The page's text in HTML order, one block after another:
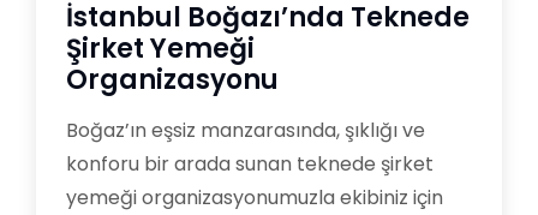
İstanbul Boğazı’nda Teknede
Şirket Yemeği
Organizasyonu
Boğaz’ın eşsiz manzarasında, şıklığı ve
konforu bir arada sunan teknede şirket
yemeği organizasyonumuzla ekibiniz için